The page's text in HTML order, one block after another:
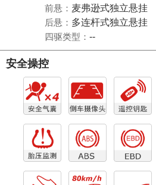
前悬： 麦弗逊式独立悬挂
后悬： 多连杆式独立悬挂
四驱类型： --
安全操控